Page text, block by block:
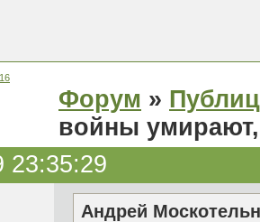
16
Форум »
войны
23:35:29
Андрей